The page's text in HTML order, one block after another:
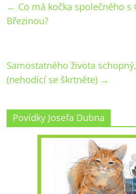
← Co má kočka společného s
Březinou?
Samostatného života
(nehodící se škrtněte) →
Povídky Josefa Dubna